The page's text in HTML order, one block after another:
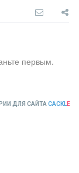
первым.
ДЛЯ САЙТА CACKLE